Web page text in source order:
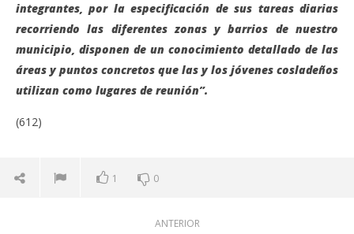
integrantes, por la especificación de sus tareas diarias
recorriendo las diferentes zonas y barrios de nuestro
municipio, disponen de un conocimiento detallado de las
áreas y puntos concretos que las y los jóvenes cosladeños
utilizan como lugares de reunión”.
(612)
1 0
ANTERIOR